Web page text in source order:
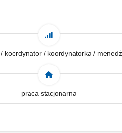
koordynator / koordynatorka /
praca stacjonarna